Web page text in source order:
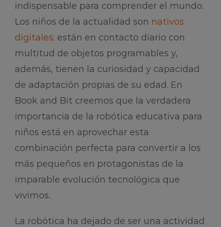
indispensable para comprender el mundo.
Los niños de la actualidad son nativos
digitales: están en contacto diario con
multitud de objetos programables y,
además, tienen la curiosidad y capacidad
de adaptación propias de su edad. En
Book and Bit creemos que la verdadera
importancia de la robótica educativa para
niños está en aprovechar esta
combinación perfecta para convertir a los
más pequeños en protagonistas de la
imparable evolución tecnológica que
vivimos.
La robótica ha dejado de ser una actividad